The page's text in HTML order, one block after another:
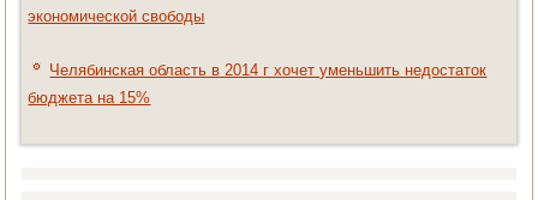
экономической свободы
Челябинская область в 2014 г хочет уменьшить недостаток
бюджета на 15%